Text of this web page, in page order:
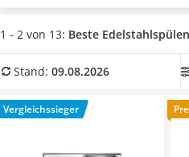
Kondenstrockner
Reiskocher
Tierhaarstaubsauger
Nespresso-Maschine
Messerschärfer
verschiedenen Varianten und
beim Kauf ist die Montageart.
Unterschrankes. Wählen Sie
schmalen Küchenschrank
uns hier im August 2026
1 - 2 von 13: Beste Edelstahlspülen
Stand: 09.08.2026
Vergleichssieger